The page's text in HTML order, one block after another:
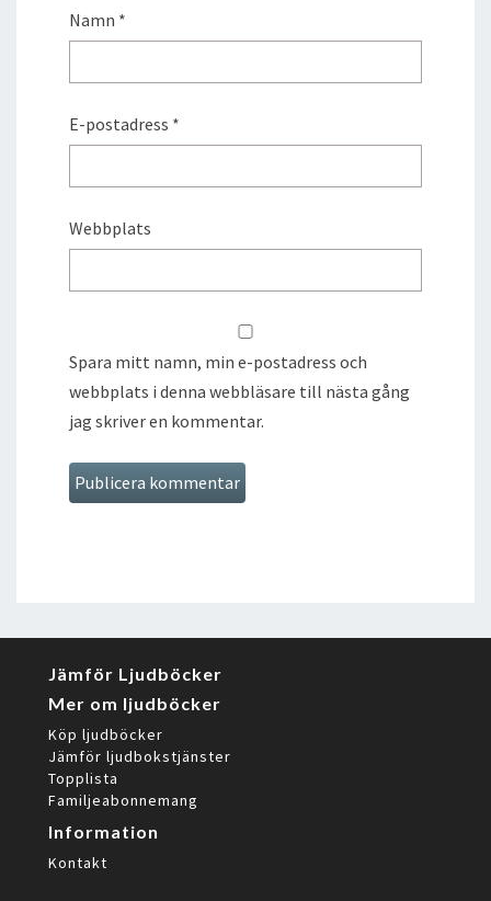
Namn *
E-postadress *
Webbplats
Spara mitt namn, min e-postadress och
webbplats i denna webbläsare till nästa gång
jag skriver en kommentar.
Jämför Ljudböcker
Mer om ljudböcker
Köp ljudböcker
Jämför ljudbokstjänster
Topplista
Familjeabonnemang
Information
Kontakt